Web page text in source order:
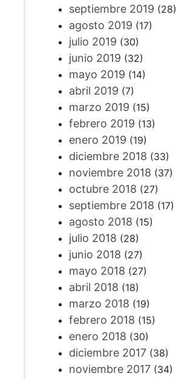
septiembre 2019 (28)
agosto 2019 (17)
julio 2019 (30)
junio 2019 (32)
mayo 2019 (14)
abril 2019 (7)
marzo 2019 (15)
febrero 2019 (13)
enero 2019 (19)
diciembre 2018 (33)
noviembre 2018 (37)
octubre 2018 (27)
septiembre 2018 (17)
agosto 2018 (15)
julio 2018 (28)
junio 2018 (27)
mayo 2018 (27)
abril 2018 (18)
marzo 2018 (19)
febrero 2018 (15)
enero 2018 (30)
diciembre 2017(38)
noviembre 2017(34)